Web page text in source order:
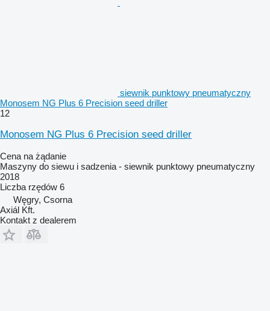
siewnik punktowy pneumatyczny
Monosem NG Plus 6 Precision seed driller
12
Monosem NG Plus 6 Precision seed driller
Cena na żądanie
Maszyny do siewu i sadzenia - siewnik punktowy pneumatyczny
2018
Liczba rzędów 6
Węgry, Csorna
Axiál Kft.
Kontakt z dealerem